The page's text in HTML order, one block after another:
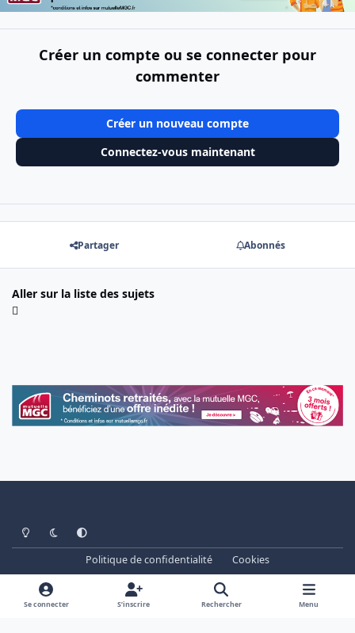
Créer un compte ou se connecter pour
commenter
Créer un nouveau compte
Connectez-vous maintenant
Partager Abonnés
Aller sur la liste des sujets
Light ModeDark ModeSystem Preference
Politique de confidentialité
Cookies
www.cheminots.net - Forum Libre depuis 2003
Powered by
Invision Community
Se connecter S’inscrire Rechercher Menu